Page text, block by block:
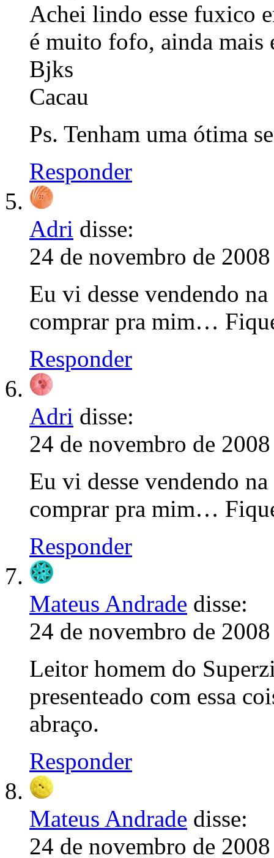
Achei lindo esse fuxico
é muito fofo, ainda mais
Bjks
Cacau
Ps. Tenham uma ótima
Responder
Adri disse:
24 de novembro de
Eu vi desse vendendo
comprar pra mim…
Responder
Adri disse:
24 de novembro de
Eu vi desse vendendo
comprar pra mim…
Responder
Mateus Andrade disse:
24 de novembro de
Leitor homem do
presenteado com essa
abraço.
Responder
Mateus Andrade disse:
24 de novembro de